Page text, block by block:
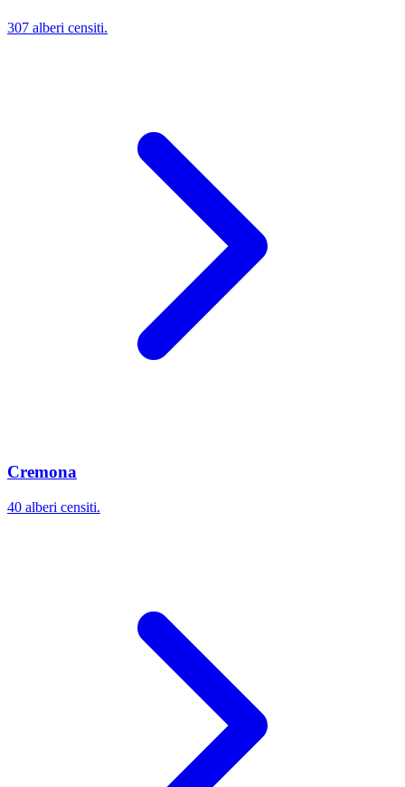
307 alberi censiti.
Cremona
40 alberi censiti.